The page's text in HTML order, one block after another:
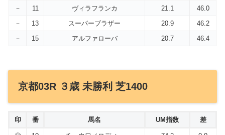
－
11 ヴィラフランカ 21.1
46.0
－
13 スーパーブラザー 20.9
46.2
－
15 アルファローバ 20.7 46.4
京都03R ３歳 未勝利 芝1400
印 番 馬名 UM指数 差